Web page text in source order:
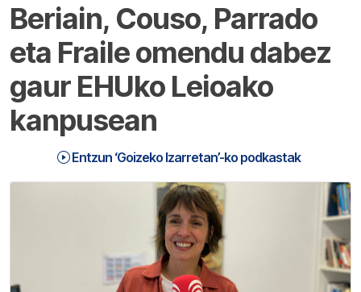
Beriain, Couso, Parrado
eta Fraile omendu dabez
gaur EHUko Leioako
kanpusean
Entzun ‘Goizeko Izarretan’-ko podkastak